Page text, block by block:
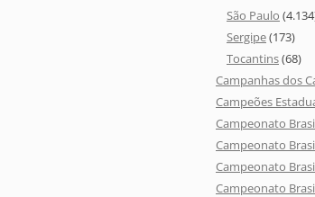
São Paulo
Sergipe(173)
Tocantins(68)
Campanhas dos
Campeões
Campeonato
Campeonato
Campeonato
Campeonato